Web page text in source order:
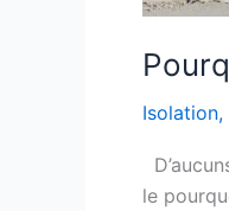
Isolation,
le